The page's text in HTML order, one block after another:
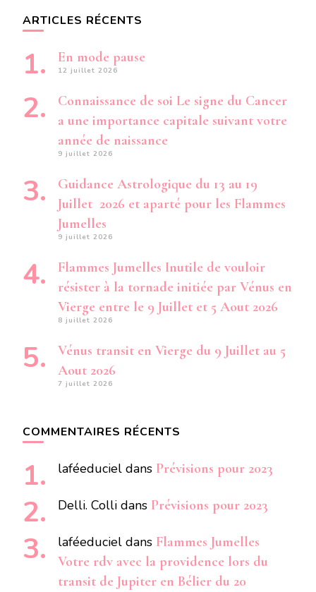
ARTICLES RÉCENTS
En mode pause
12 juillet 2026
Connaissance de soi Le signe du Cancer
a une importance capitale suivant votre
année de naissance
9 juillet 2026
Guidance Astrologique du 13 au 19
Juillet 2026 et aparté pour les Flammes
Jumelles
9 juillet 2026
Flammes Jumelles Inutile de vouloir
résister à la tornade initiée par Vénus en
Vierge entre le 9 Juillet et 5 Aout 2026
8 juillet 2026
Vénus transit en Vierge du 9 Juillet au 5
Aout 2026
7 juillet 2026
COMMENTAIRES RÉCENTS
laféeduciel dans Prévisions pour 2023
Delli. Colli dans Prévisions pour 2023
laféeduciel dans Flammes Jumelles
Votre rdv avec la providence lors du
transit de Jupiter en Bélier du 20